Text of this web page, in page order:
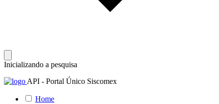
Inicializando a pesquisa
API - Portal Único Siscomex
Home